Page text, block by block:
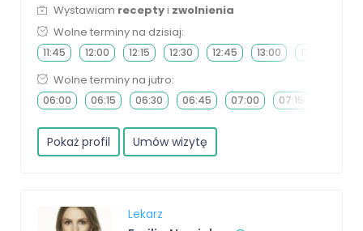
Wystawiam receptyi zwolnienia
Wolne terminy na dzisiaj:
11:45 12:00 12:15 12:30 12:45 13:00
Wolne terminy na jutro:
06:00 06:15 06:30 06:45 07:00 07:15
Pokaż profil Umów wizytę
Lekarz